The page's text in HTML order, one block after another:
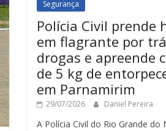
Segurança
Polícia Civil prende
em flagrante por
drogas e apreende
de 5 kg de
em Parnamirim
29/07/2026 Daniel Pereira
A Polícia Civil do Rio Grande do